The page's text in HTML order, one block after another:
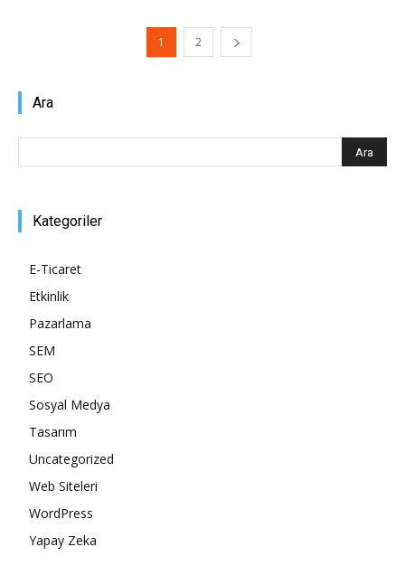
1 2
Ara
Kategoriler
E-Ticaret
Etkinlik
Pazarlama
SEM
SEO
Sosyal Medya
Tasarım
Uncategorized
Web Siteleri
WordPress
Yapay Zeka